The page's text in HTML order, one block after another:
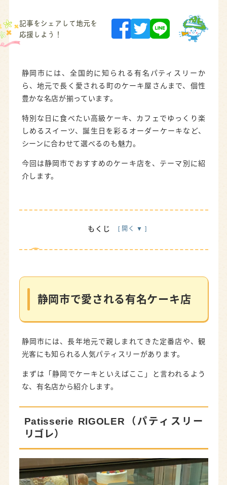
記事をシェアして地元を
応援しよう！
静岡市には、全国的に知られる有名パティスリーか
ら、地元で長く愛される町のケーキ屋さんまで、個性
豊かな名店が揃っています。
特別な日に食べたい高級ケーキ、カフェでゆっくり楽
しめるスイーツ、誕生日を彩るオーダーケーキなど、
シーンに合わせて選べるのも魅力。
今回は静岡市でおすすめのケーキ店を、テーマ別に紹
介します。
もくじ
西洋菓子処 シューマン
パティスリー ルテニエ
Hirondelle（イロンデル）
a la maison（アラメゾン）
キルフェボン 静岡本店
ケーキを楽しめるカフェ・イートイン
MARIATHANK（マリアサンク）
VERT CLAIR（ヴェールクレール）
静岡市で愛される有名ケーキ店
静岡市には、長年地元で親しまれてきた定番店や、観
光客にも知られる人気パティスリーがあります。
まずは「静岡でケーキといえばここ」と言われるよう
な、有名店から紹介します。
Patisserie RIGOLER（パティスリー
リゴレ）